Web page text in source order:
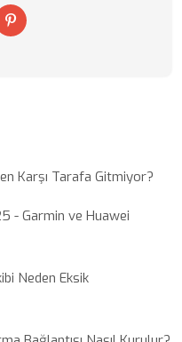
Karşı Tarafa Gitmiyor?
- Garmin ve Huawei
Neden Eksik